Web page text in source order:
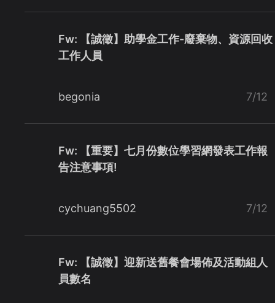
Fw: 【誠徵】助學金工作-廢棄物、資源回收
工作人員
begonia 7/12
Fw: 【重要】七月份數位學習網發表工作報
告注意事項!
cychuang5502 7/12
Fw: 【誠徵】迎新送舊餐會場佈及活動組人
員數名